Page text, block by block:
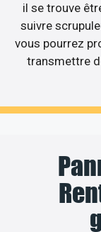
il se trouve
suivre
vous pourrez
transmettre